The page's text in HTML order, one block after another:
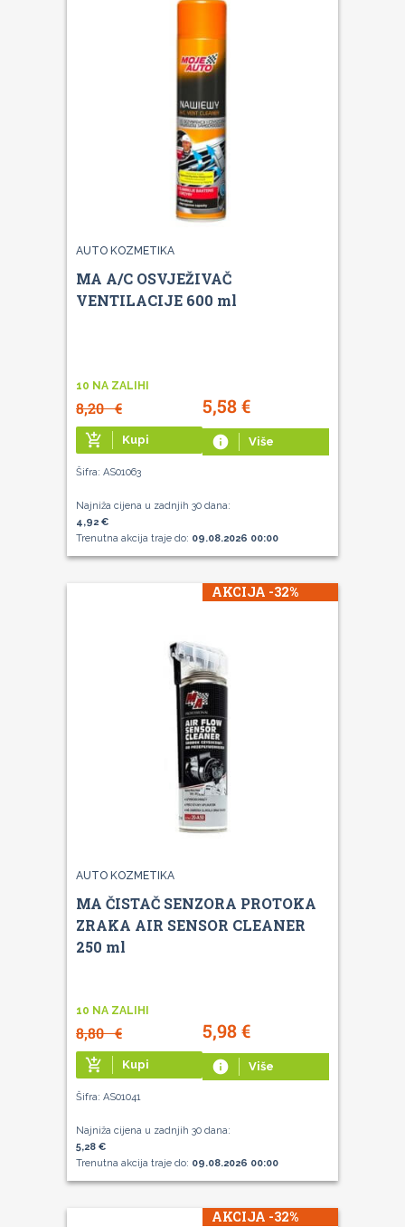
AUTO KOZMETIKA
MA A/C OSVJEŽIVAČ
VENTILACIJE 600 ml
10 NA ZALIHI
8,20€ 5,58€
add_shopping_cart Kupi info Više
Šifra: AS01063
Najniža cijena u zadnjih 30 dana:
4,92 €
Trenutna akcija traje do: 09.08.2026 00:00
AKCIJA -32%
AUTO KOZMETIKA
MA ČISTAČ SENZORA PROTOKA
ZRAKA AIR SENSOR CLEANER
250 ml
10 NA ZALIHI
8,80€ 5,98€
add_shopping_cart Kupi info Više
Šifra: AS01041
Najniža cijena u zadnjih 30 dana:
5,28 €
Trenutna akcija traje do: 09.08.2026 00:00
AKCIJA -32%